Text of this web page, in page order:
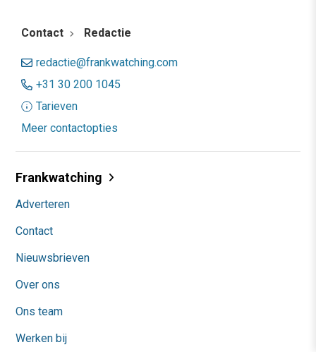
Contact Redactie
redactie@frankwatching.com
+31 30 200 1045
Tarieven
Meer contactopties
Frankwatching
Adverteren
Contact
Nieuwsbrieven
Over ons
Ons team
Werken bij